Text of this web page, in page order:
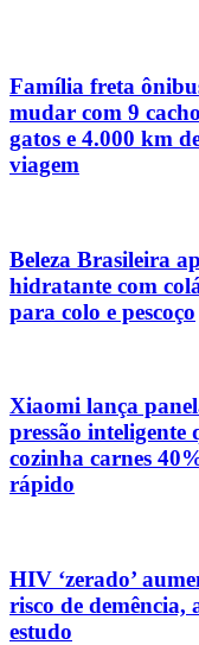
Família freta
mudar com 9
gatos e 4.000 km
viagem
Beleza Brasileira
hidratante com
para colo e pescoço
Xiaomi lança
pressão inteligente
cozinha carnes
rápido
HIV ‘zerado’
risco de demência,
estudo